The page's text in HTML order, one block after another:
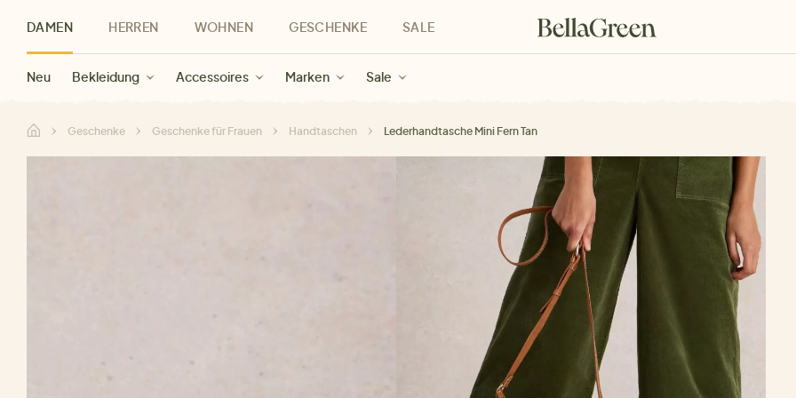
DAMEN
Neu Bekleidung Accessoires Marken Sale
HERREN
Herren Neu Bekleidung Marken Sale
WOHNEN
Kategorien Marken Sale
GESCHENKE
Geschenke für Frauen Geschenke für Männer Geschenke für Kinder
SALE
Sale Damen Sale Herren
Geschenke Geschenke für Frauen Handtaschen Lederhandtasche Mini Fern Tan